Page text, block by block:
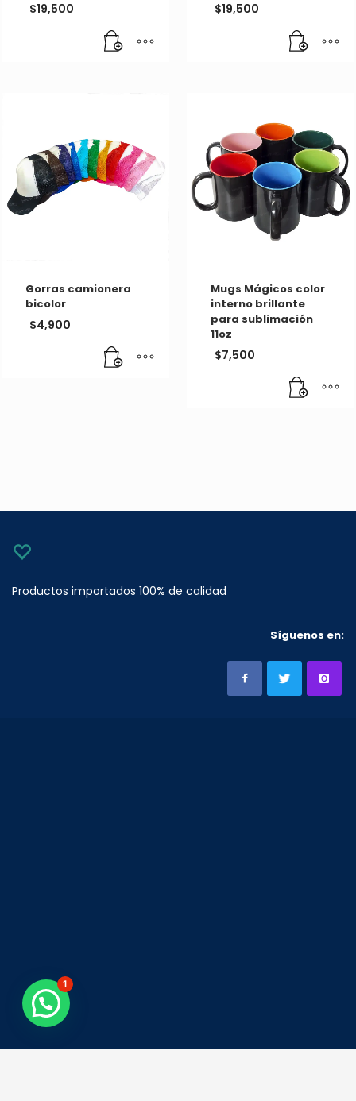
$19,500 $19,500
Gorras camionera
bicolor
$4,900
Mugs Mágicos color
interno brillante
para sublimación
11oz
$7,500
Productos importados 100% de calidad
Síguenos en:
1